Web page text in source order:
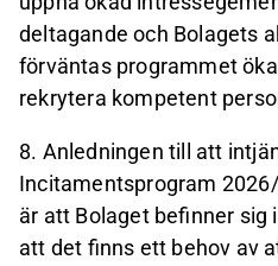
deltagande och Bolagets
förväntas programmet
rekrytera kompetent
8. Anledningen till att
Incitamentsprogram
är att Bolaget befinner sig
att det finns ett behov av